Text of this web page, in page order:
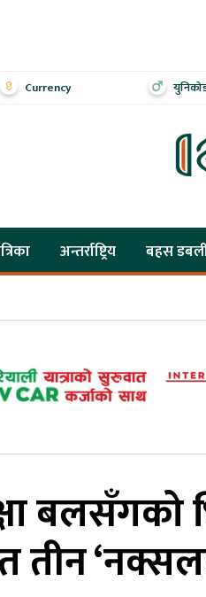
Currency
अन्तर्राष्ट्रिय बहस
बलसँगको